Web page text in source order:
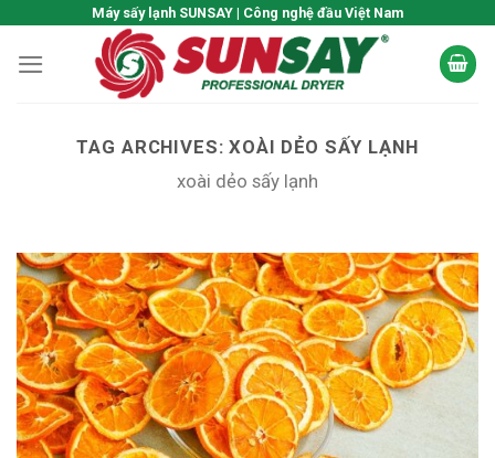
content
Máy sấy lạnh SUNSAY | Công nghệ đầu Việt Nam
TAG ARCHIVES:XOÀI DẺO SẤY LẠNH
xoài dẻo sấy lạnh